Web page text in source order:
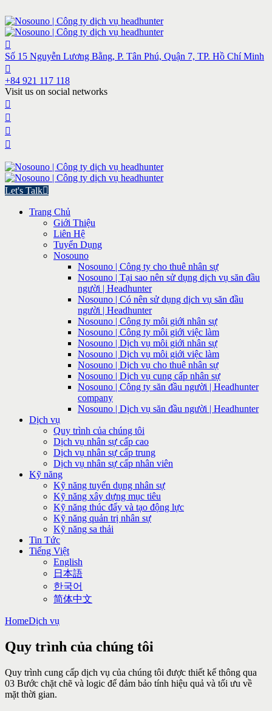
Số 15 Nguyễn Lương Bằng, P. Tân Phú, Quận 7, TP. Hồ Chí Minh
+84 921 117 118
Visit us on social networks
Let's Talk
Trang Chủ
Giới Thiệu
Liên Hệ
Tuyển Dụng
Nosouno
Nosouno | Công ty cho thuê nhân sự
Nosouno | Tại sao nên sử dụng dịch vụ săn đầu
người | Headhunter
Nosouno | Có nên sử dụng dịch vụ săn đầu
người | Headhunter
Nosouno | Công ty môi giới nhân sự
Nosouno | Công ty môi giới việc làm
Nosouno | Dịch vụ môi giới nhân sự
Nosouno | Dịch vụ môi giới việc làm
Nosouno | Dịch vụ cho thuê nhân sự
Nosouno | Dịch vụ cung cấp nhân sự
Nosouno | Công ty săn đầu người | Headhunter
company
Nosouno | Dịch vụ săn đầu người | Headhunter
Dịch vụ
Quy trình của chúng tôi
Dịch vụ nhân sự cấp cao
Dịch vụ nhân sự cấp trung
Dịch vụ nhân sự cấp nhân viên
Kỹ năng
Kỹ năng tuyển dụng nhân sự
Kỹ năng xây dựng mục tiêu
Kỹ năng thúc đẩy và tạo động lực
Kỹ năng quản trị nhân sự
Kỹ năng sa thải
Tin Tức
Tiếng Việt
English
日本語
한국어
简体中文
HomeDịch vụ
Quy trình của chúng tôi
Quy trình cung cấp dịch vụ của chúng tôi được thiết kế thông qua
03 Bước chặt chẽ và logic để đảm bảo tính hiệu quả và tối ưu về
mặt thời gian.